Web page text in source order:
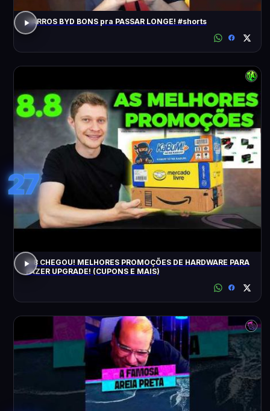
CARROS BYD BONS pra PASSAR LONGE! #shorts
27
8.8 CHEGOU! MELHORES PROMOÇÕES DE HARDWARE PARA
FAZER UPGRADE! (CUPONS E MAIS)